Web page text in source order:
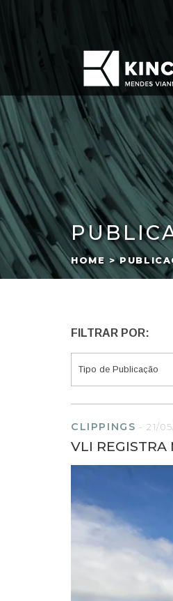
HOME >
FILTRAR POR:
CLIPPINGS -21/
VLI REGISTRA